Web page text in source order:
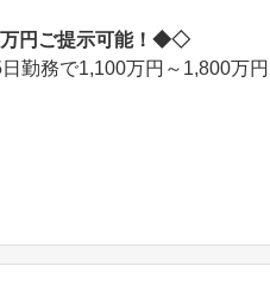
円ご提示可能！◆◇
勤務で1,100万円～1,800万